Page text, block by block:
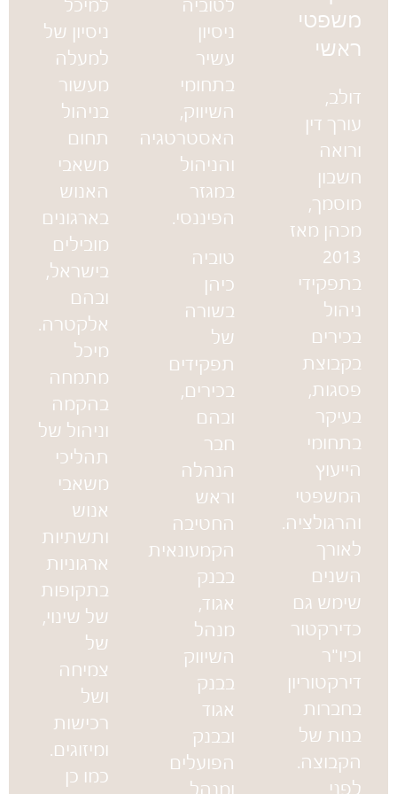
משפטי
ראשי
דולב,
עורך דין
ורואה
חשבון
מוסמך,
מכהן מאז
2013
בתפקידי
ניהול
בכירים
בקבוצת
פסגות,
בעיקר
בתחומי
הייעוץ
המשפטי
והרגולציה.
לאורך
השנים
שימש גם
כדירקטור
וכיו"ר
דירקטוריון
בחברות
בנות של
הקבוצה.
ניסיון
עשיר
בתחומי
השיווק,
האסטרטגיה
והניהול
במגזר
הפיננסי.
טוביה
בשורה
תפקידים
בכירים,
ובהם
הנהלה
וראש
החטיבה
הקמעונאית
בבנק
אגוד,
מנהל
השיווק
בבנק
ובבנק
הפועלים
ומנהל
ניסיון של
למעלה
מעשור
בניהול
תחום
משאבי
האנוש
בארגונים
מובילים
בישראל,
ובהם
אלקטרה.
מיכל
מתמחה
בהקמה
וניהול של
תהליכי
משאבי
אנוש
ותשתיות
ארגוניות
בתקופות
של שינוי,
צמיחה
רכישות
ומיזוגים.
כמו כן